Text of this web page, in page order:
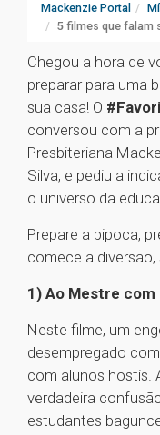
Mackenzie Portal
5 filmes que falam
Chegou a hora de
preparar para uma
sua casa! O
conversou com a
Presbiteriana
Silva, e pediu a
o universo da
Prepare a pipoca,
comece a
1) Ao Mestre com
Neste filme, um
desempregado
com alunos hostis.
verdadeira
estudantes